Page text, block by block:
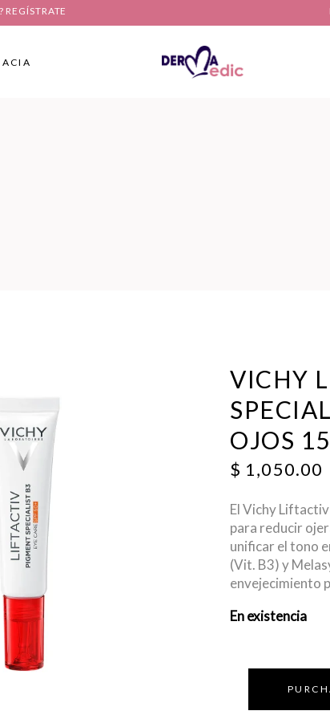
VICHY
OJOS
$ 1,050.00
El Vichy
para reducir
unificar el tono
(Vit. B3) y
envejecimiento
En existencia